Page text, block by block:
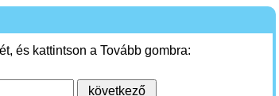
és kattintson a Tovább gombra: